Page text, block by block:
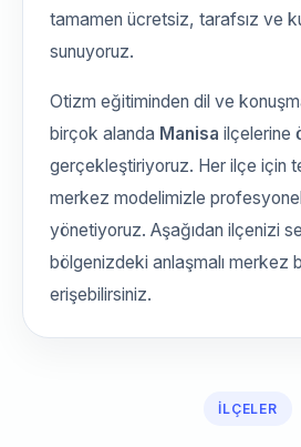
tamamen ücretsiz, tarafsız ve
sunuyoruz.
Otizm eğitiminden dil ve
birçok alanda Manisa ilçelerine
gerçekleştiriyoruz. Her ilçe için
merkez modelimizle
yönetiyoruz. Aşağıdan ilçenizi
bölgenizdeki anlaşmalı merkez
erişebilirsiniz.
İLÇELER